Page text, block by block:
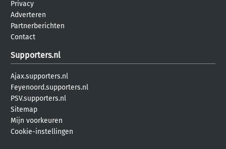
Privacy
Adverteren
Partnerberichten
Contact
Supporters.nl
Ajax.supporters.nl
Feyenoord.supporters.nl
PSV.supporters.nl
Sitemap
Mijn voorkeuren
Cookie-instellingen